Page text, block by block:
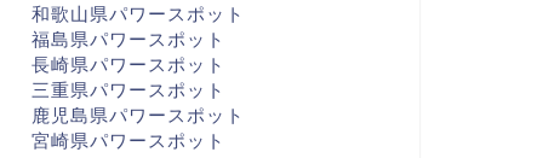
和歌山県パワースポット
福島県パワースポット
長崎県パワースポット
三重県パワースポット
鹿児島県パワースポット
宮崎県パワースポット